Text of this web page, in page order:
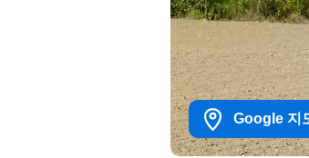
Google 지